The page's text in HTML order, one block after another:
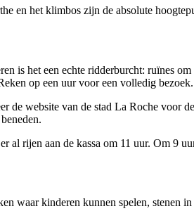
het klimbos zijn de absolute
is het een echte ridderburcht: ruïnes
op een uur voor een volledig bezoek.
de website van de stad La Roche voor
rijen aan de kassa om 11 uur. Om 9
waar kinderen kunnen spelen, stenen